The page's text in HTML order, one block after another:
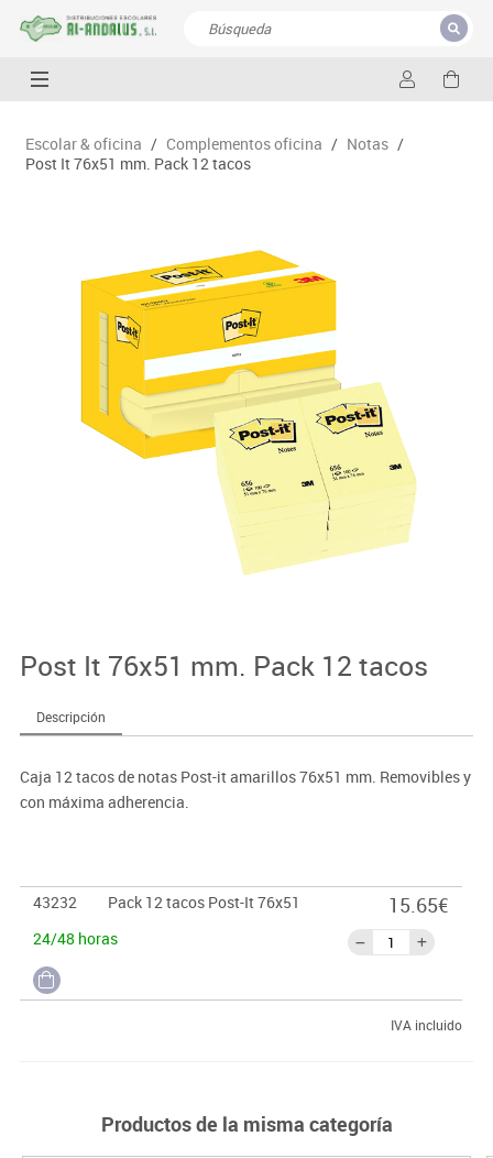
CERRAR
Escolar & oficina / Complementos oficina / Notas /
Post It 76x51 mm. Pack 12 tacos
Post It 76x51 mm. Pack 12 tacos
Descripción
Caja 12 tacos de notas Post-it amarillos 76x51 mm. Removibles y
con máxima adherencia.
43232
Pack 12 tacos Post-It 76x51
24/48 horas
15.65€
IVA incluido
Productos de la misma categoría